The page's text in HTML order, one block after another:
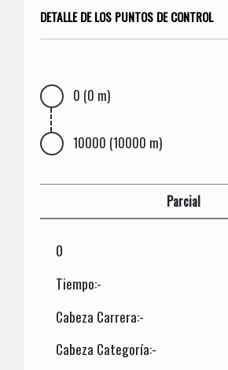
DETALLE DE LOS PUNTOS DE CONTROL
0 (0 m)
10000 (10000 m)
Parcial
0
Tiempo:-
Cabeza Carrera:-
Cabeza Categoría:-